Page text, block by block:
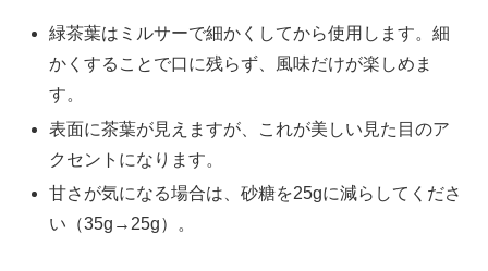
緑茶葉はミルサーで細かくしてから使用します。細
かくすることで口に残らず、風味だけが楽しめま
す。
表面に茶葉が見えますが、これが美しい見た目のア
クセントになります。
甘さが気になる場合は、砂糖を25gに減らしてくださ
い（35g→25g）。